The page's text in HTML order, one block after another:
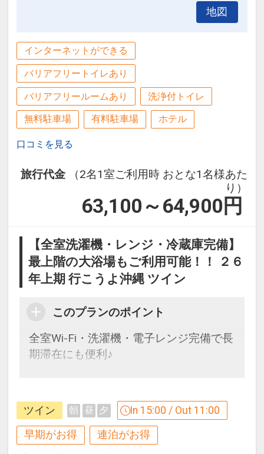
地図
インターネットができる
バリアフリートイレあり
バリアフリールームあり 洗浄付トイレ
無料駐車場 有料駐車場 ホテル
口コミを見る
旅行代金
（2名1室ご利用時 おとな1名様あた
り）
63,100～64,900 円
【全室洗濯機・レンジ・冷蔵庫完備】
最上階の大浴場もご利用可能！！ ２６
年上期 行こうよ沖縄 ツイン
このプランのポイント
全室Wi-Fi・洗濯機・電子レンジ完備で長
期滞在にも便利♪
割引がございます
ご宿泊の９０日前までにお申し込みにな
ると
ツイン 朝 昼 夕 In 15:00 / Out 11:00
早期がお得 連泊がお得